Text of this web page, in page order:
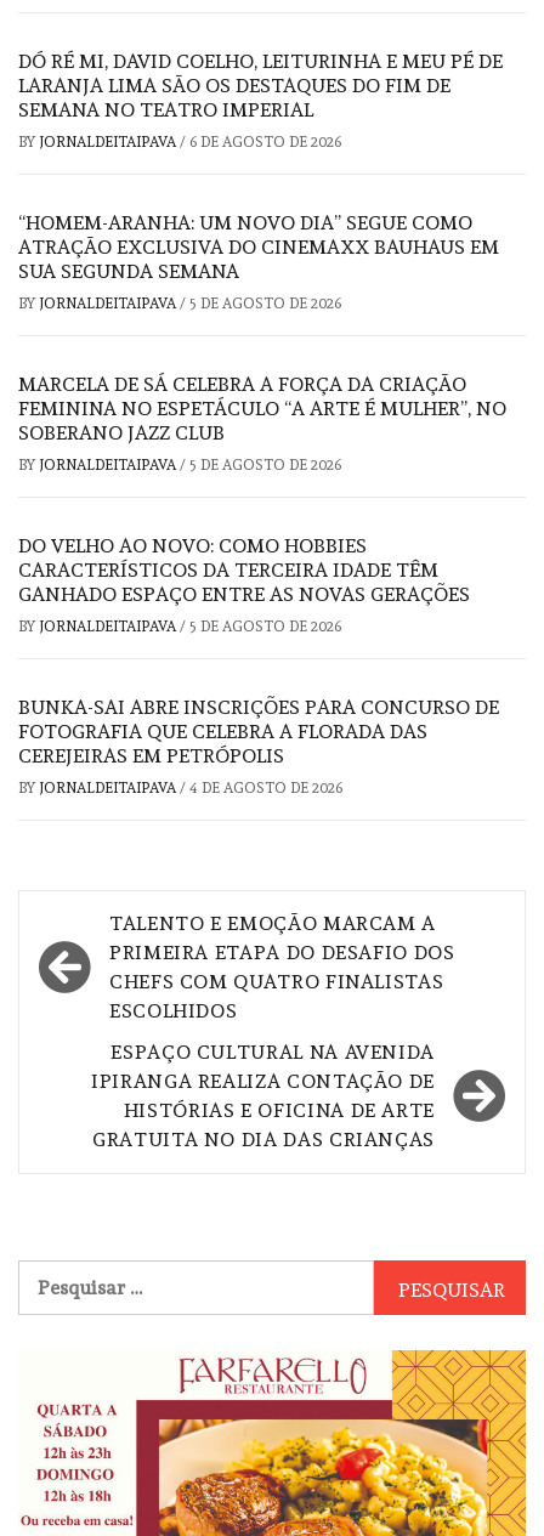
DÓ RÉ MI, DAVID COELHO, LEITURINHA E MEU PÉ DE
LARANJA LIMA SÃO OS DESTAQUES DO FIM DE
SEMANA NO TEATRO IMPERIAL
BY JORNALDEITAIPAVA/ 6 DE AGOSTO DE 2026
“HOMEM-ARANHA: UM NOVO DIA” SEGUE COMO
ATRAÇÃO EXCLUSIVA DO CINEMAXX BAUHAUS EM
SUA SEGUNDA SEMANA
BY JORNALDEITAIPAVA/ 5 DE AGOSTO DE 2026
MARCELA DE SÁ CELEBRA A FORÇA DA CRIAÇÃO
FEMININA NO ESPETÁCULO “A ARTE É MULHER”, NO
SOBERANO JAZZ CLUB
BY JORNALDEITAIPAVA/ 5 DE AGOSTO DE 2026
DO VELHO AO NOVO: COMO HOBBIES
CARACTERÍSTICOS DA TERCEIRA IDADE TÊM
GANHADO ESPAÇO ENTRE AS NOVAS GERAÇÕES
BY JORNALDEITAIPAVA/ 5 DE AGOSTO DE 2026
BUNKA-SAI ABRE INSCRIÇÕES PARA CONCURSO DE
FOTOGRAFIA QUE CELEBRA A FLORADA DAS
CEREJEIRAS EM PETRÓPOLIS
BY JORNALDEITAIPAVA/ 4 DE AGOSTO DE 2026
Navegação
de
Post
TALENTO E EMOÇÃO MARCAM A
PRIMEIRA ETAPA DO DESAFIO DOS
CHEFS COM QUATRO FINALISTAS
ESCOLHIDOS
ESPAÇO CULTURAL NA AVENIDA
IPIRANGA REALIZA CONTAÇÃO DE
HISTÓRIAS E OFICINA DE ARTE
GRATUITA NO DIA DAS CRIANÇAS